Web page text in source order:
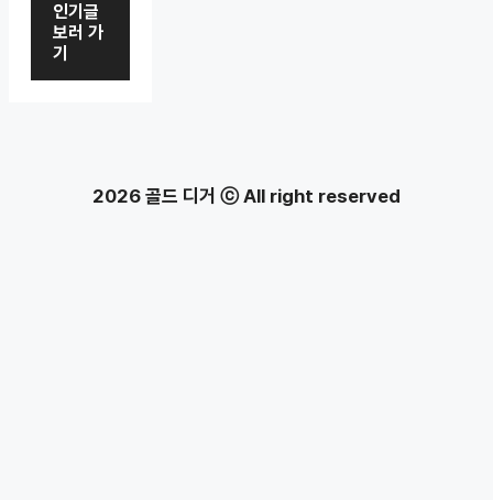
인기글
보러 가
기
2026 골드 디거 ⓒ All right reserved